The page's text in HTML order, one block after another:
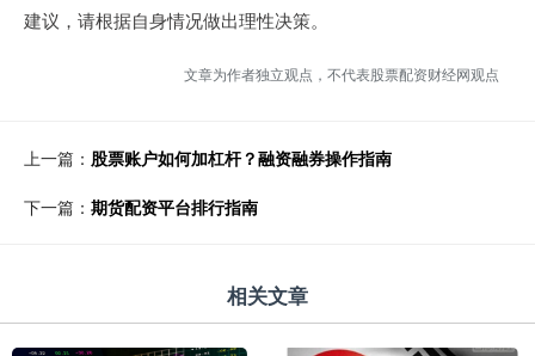
建议，请根据自身情况做出理性决策。
文章为作者独立观点，不代表股票配资财经网观点
上一篇： 股票账户如何加杠杆？融资融券操作指南
下一篇： 期货配资平台排行指南
相关文章